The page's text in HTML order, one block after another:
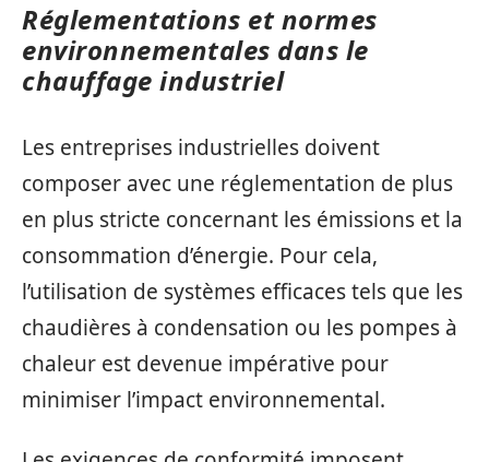
Réglementations et normes
environnementales dans le
chauffage industriel
Les entreprises industrielles doivent
composer avec une réglementation de plus
en plus stricte concernant les émissions et la
consommation d’énergie. Pour cela,
l’utilisation de systèmes efficaces tels que les
chaudières à condensation ou les pompes à
chaleur est devenue impérative pour
minimiser l’impact environnemental.